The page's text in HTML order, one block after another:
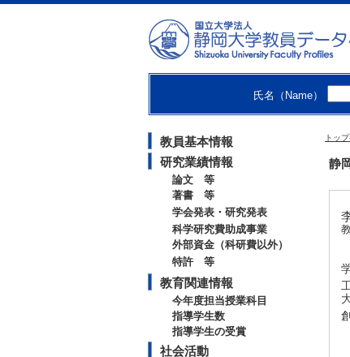
氏名（Name）
教員基本情報
研究業績情報
論文 等
著書 等
学会発表・研究発表
科学研究費助成事業
外部資金（科研費以外）
特許 等
教育関連情報
今年度担当授業科目
指導学生数
指導学生の受賞
社会活動
トッ
静